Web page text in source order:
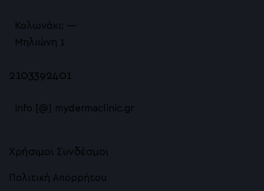
Κολωνάκι: —
Μηλιώνη 1
2103392401
info [@] mydermaclinic.gr
Χρήσιμοι Συνδέσμοι
Πολιτική Απορρήτου